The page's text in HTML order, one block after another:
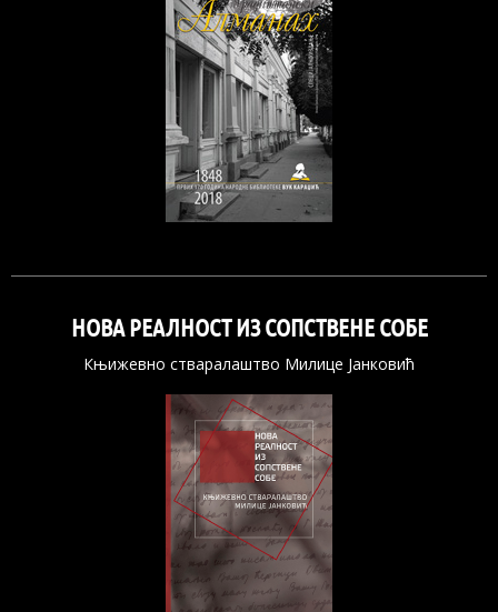
НОВА РЕАЛНОСТ ИЗ СОПСТВЕНЕ СОБЕ
Књижевно стваралаштво Милице Јанковић